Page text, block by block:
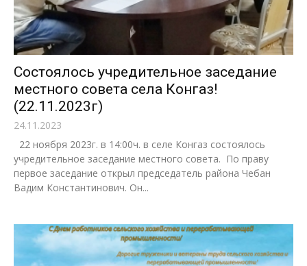
Состоялось учредительное заседание
местного совета села Конгаз!
(22.11.2023г)
24.11.2023
22 ноября 2023г. в 14:00ч. в селе Конгаз состоялось
учредительное заседание местного совета. По праву
первое заседание открыл председатель района Чебан
Вадим Константинович. Он...